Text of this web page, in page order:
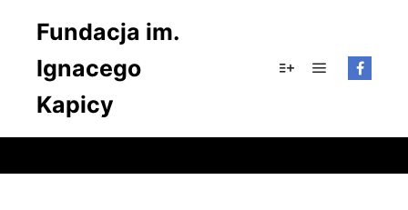
Fundacja im.
Ignacego
Kapicy